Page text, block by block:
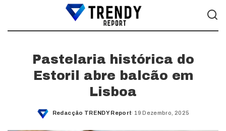
Pastelaria histórica do
Estoril abre balcão em
Lisboa
Posted
Redacção TRENDY Report 19 Dezembro, 2025